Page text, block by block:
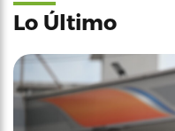
Lo Último